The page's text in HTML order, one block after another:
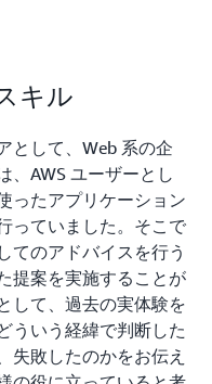
キル
として、Web 系の企
、AWS ユーザーとし
ったアプリケーション
っていました。そこで
てのアドバイスを行う
提案を実施することが
して、過去の実体験を
ういう経緯で判断した
失敗したのかをお伝え